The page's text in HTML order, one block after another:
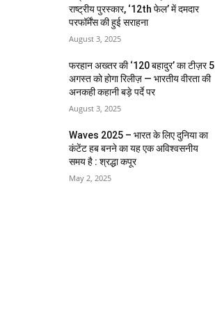
राष्ट्रीय पुरस्कार, ‘12th फेल’ में दमदार
परफॉर्मेंस की हुई सराहना
August 3, 2025
फरहान अख्तर की ‘120 बहादुर’ का टीज़र 5
अगस्त को होगा रिलीज़ — भारतीय वीरता की
अनकही कहानी बड़े पर्दे पर
August 3, 2025
Waves 2025 – भारत के लिए दुनिया का
कंटेंट हब बनने का यह एक अविश्वसनीय
समय है : श्रद्धा कपूर
May 2, 2025